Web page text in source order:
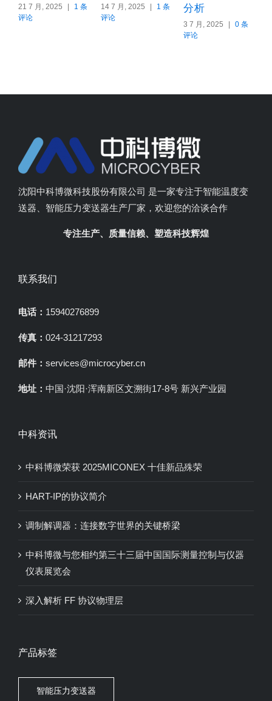
21 7 月, 2025 |
1 条
评论
14 7 月, 2025 |
1 条
评论
分析
3 7 月, 2025 |
0 条
评论
沈阳中科博微科技股份有限公司 是一家专注于智能温度变
送器、智能压力变送器生产厂家，欢迎您的洽谈合作
专注生产、质量信赖、塑造科技辉煌
联系我们
电话： 15940276899
传真： 024-31217293
邮件： services@microcyber.cn
地址： 中国·沈阳·浑南新区文溯街17-8号 新兴产业园
中科资讯
中科博微荣获 2025MICONEX 十佳新品殊荣
HART-IP的协议简介
调制解调器：连接数字世界的关键桥梁
中科博微与您相约第三十三届中国国际测量控制与仪器
仪表展览会
深入解析 FF 协议物理层
产品标签
智能压力变送器